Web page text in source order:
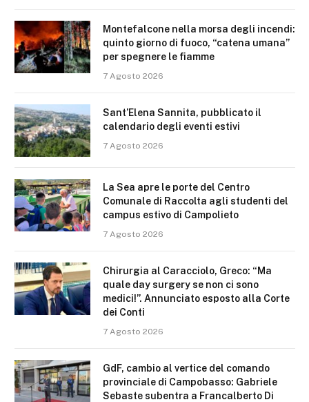
Montefalcone nella morsa degli incendi:
quinto giorno di fuoco, “catena umana”
per spegnere le fiamme
7 Agosto 2026
Sant’Elena Sannita, pubblicato il
calendario degli eventi estivi
7 Agosto 2026
La Sea apre le porte del Centro
Comunale di Raccolta agli studenti del
campus estivo di Campolieto
7 Agosto 2026
Chirurgia al Caracciolo, Greco: “Ma
quale day surgery se non ci sono
medici!”. Annunciato esposto alla Corte
dei Conti
7 Agosto 2026
GdF, cambio al vertice del comando
provinciale di Campobasso: Gabriele
Sebaste subentra a Francalberto Di